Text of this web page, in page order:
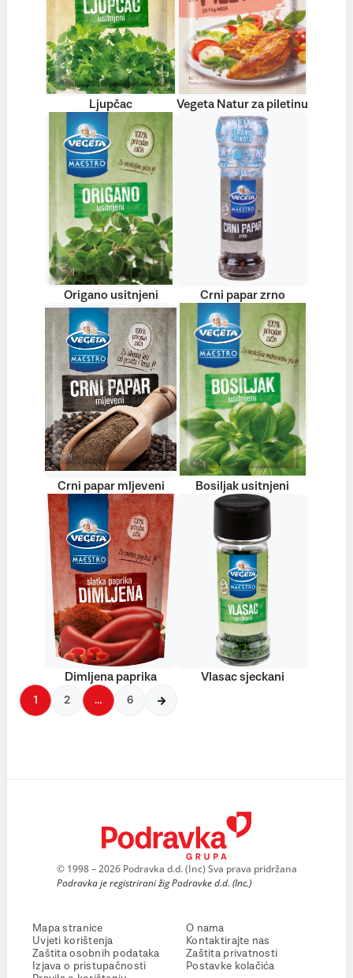
Ljupčac Vegeta Natur za piletinu
Origano usitnjeni Crni papar zrno
Crni papar mljeveni Bosiljak usitnjeni
Dimljena paprika Vlasac sjeckani
1 2 … 6
© 1998 – 2026 Podravka d.d. (Inc) Sva prava pridržana
Podravka je registrirani žig Podravke d.d. (Inc.)
Mapa stranice
Uvjeti korištenja
Zaštita osobnih podataka
Izjava o pristupačnosti
O nama
Kontaktirajte nas
Zaštita privatnosti
Postavke kolačića